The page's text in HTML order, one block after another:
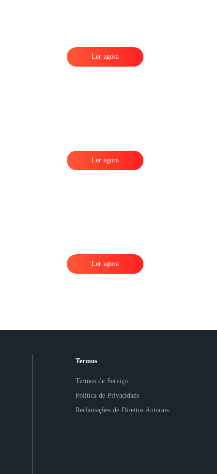
Ler agora
Ler agora
Ler agora
Termos
Termos de Serviço
Política de Privacidade
Reclamações de Direitos Autorais